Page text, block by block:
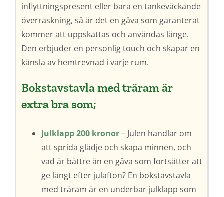
inflyttningspresent eller bara en tankeväckande
överraskning, så är det en gåva som garanterat
kommer att uppskattas och användas länge.
Den erbjuder en personlig touch och skapar en
känsla av hemtrevnad i varje rum.
Bokstavstavla med träram är
extra bra som;
Julklapp 200 kronor– Julen handlar om
att sprida glädje och skapa minnen, och
vad är bättre än en gåva som fortsätter att
ge långt efter julafton? En bokstavstavla
med träram är en underbar julklapp som